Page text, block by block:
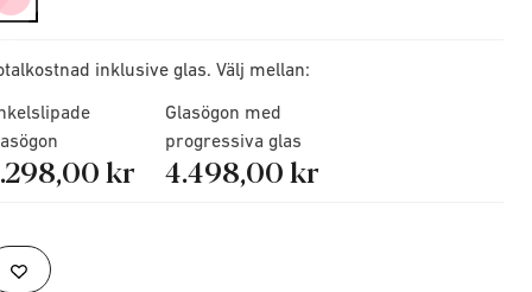
selected
inklusive glas. Välj mellan:
kr
Glasögon med
progressiva glas
4.498,00 kr